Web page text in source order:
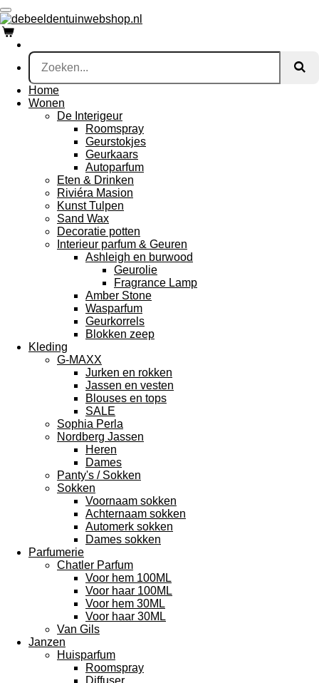
Ga
direct
naar
de
hoofdinhoud
Home
Wonen
De Interigeur
Roomspray
Geurstokjes
Geurkaars
Autoparfum
Eten & Drinken
Riviéra Masion
Kunst Tulpen
Sand Wax
Decoratie potten
Interieur parfum & Geuren
Ashleigh en burwood
Geurolie
Fragrance Lamp
Amber Stone
Wasparfum
Geurkorrels
Blokken zeep
Kleding
G-MAXX
Jurken en rokken
Jassen en vesten
Blouses en tops
SALE
Sophia Perla
Nordberg Jassen
Heren
Dames
Panty's / Sokken
Sokken
Voornaam sokken
Achternaam sokken
Automerk sokken
Dames sokken
Parfumerie
Chatler Parfum
Voor hem 100ML
Voor haar 100ML
Voor hem 30ML
Voor haar 30ML
Van Gils
Janzen
Huisparfum
Roomspray
Diffuser